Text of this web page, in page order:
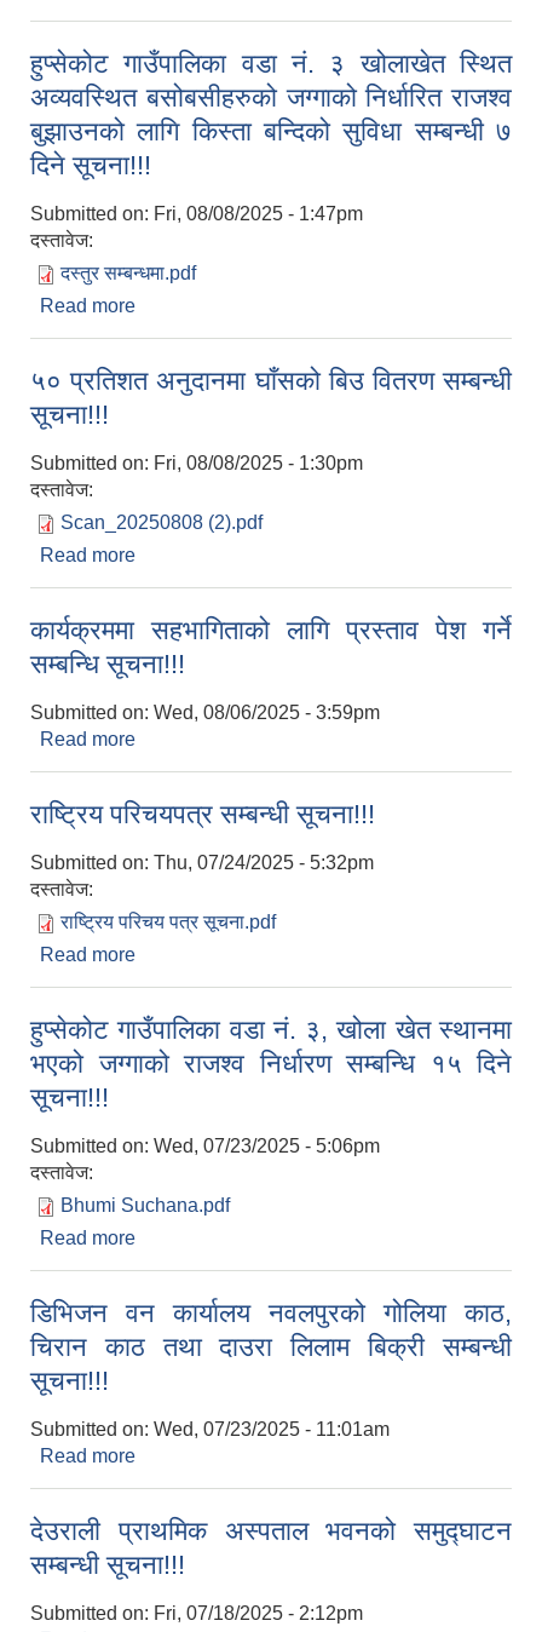
हुप्सेकोट गाउँपालिका वडा नं. ३ खोलाखेत स्थित
अव्यवस्थित बसोबसीहरुको जग्गाको निर्धारित राजश्‍व
बुझाउनको लागि किस्ता बन्दिको सुविधा सम्बन्धी ७
दिने सूचना!!!
Submitted on: Fri, 08/08/2025 - 1:47pm
दस्तावेज:
दस्तुर सम्बन्धमा.pdf
Read more
सूचना!!!
५० प्रतिशत अनुदानमा घाँसको बिउ वितरण सम्बन्धी
सूचना!!!
Submitted on: Fri, 08/08/2025 - 1:30pm
दस्तावेज:
Scan_20250808 (2).pdf
Read more
कार्यक्रममा सहभागिताको लागि प्रस्ताव पेश गर्ने
सम्बन्धि सूचना!!!
Submitted on: Wed, 08/06/2025 - 3:59pm
Read more
राष्ट्रिय परिचयपत्र सम्बन्धी सूचना!!!
Submitted on: Thu, 07/24/2025 - 5:32pm
दस्तावेज:
राष्ट्रिय परिचय पत्र सूचना.pdf
Read more
हुप्सेकोट गाउँपालिका वडा नं. ३, खोला खेत स्थानमा
भएको जग्गाको राजश्‍व निर्धारण सम्बन्धि १५ दिने
सूचना!!!
Submitted on: Wed, 07/23/2025 - 5:06pm
दस्तावेज:
Bhumi Suchana.pdf
Read more
डिभिजन वन कार्यालय नवलपुरको गोलिया काठ,
चिरान काठ तथा दाउरा लिलाम बिक्री सम्बन्धी
सूचना!!!
Submitted on: Wed, 07/23/2025 - 11:01am
Read more
देउराली प्राथमिक अस्पताल भवनको समुद्घाटन
सम्बन्धी सूचना!!!
Submitted on: Fri, 07/18/2025 - 2:12pm